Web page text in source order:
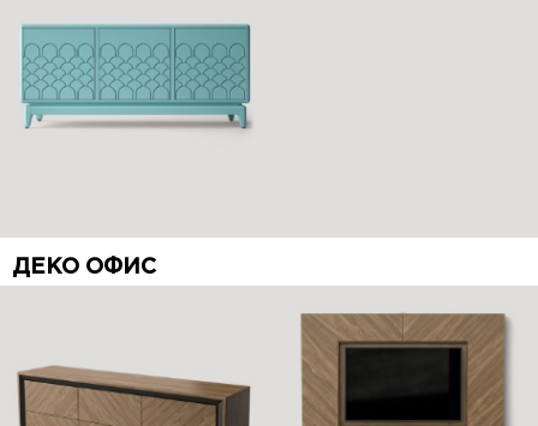
ДЕКО ОФИС